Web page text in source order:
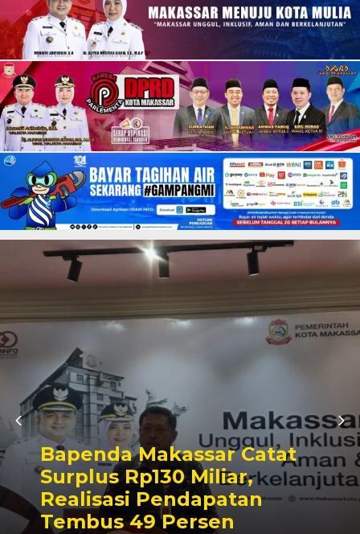
Bapenda Makassar Catat
Surplus Rp130 Miliar,
Realisasi Pendapatan
Tembus 49 Persen